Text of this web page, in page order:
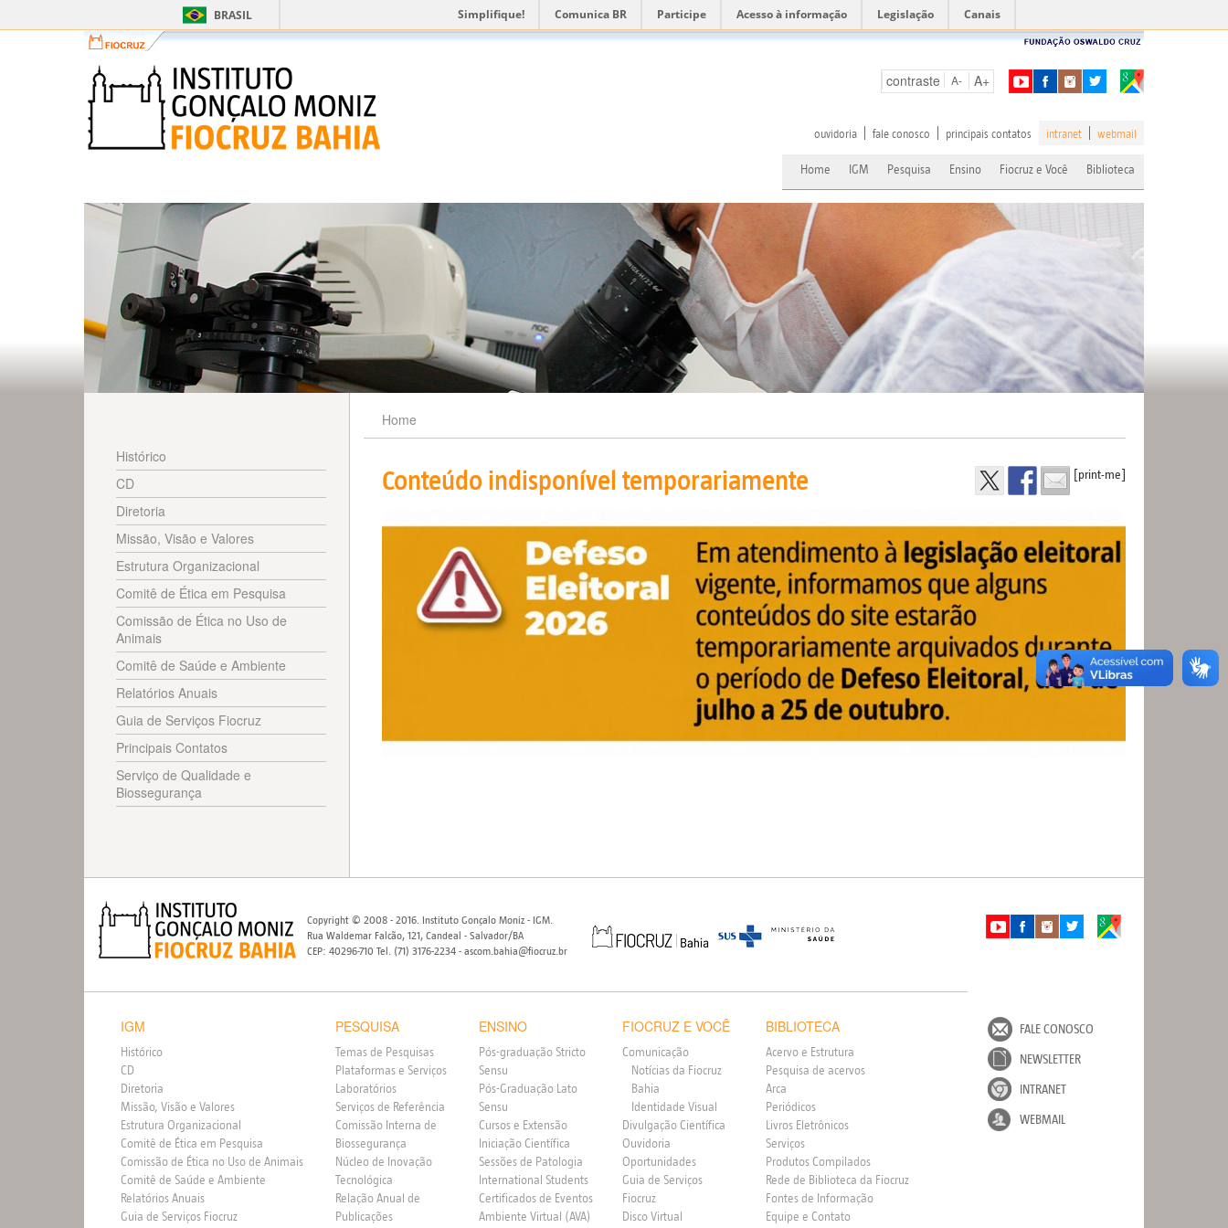
BRASIL Simplifique! Comunica BR Participe Acesso à informação Legislação Canais
contraste A- A+
ouvidoria fale conosco principais contatos intranet webmail
Home IGM Pesquisa Ensino Fiocruz e Você Biblioteca
Histórico
CD
Diretoria
Missão, Visão e Valores
Estrutura Organizacional
Comitê de Ética em Pesquisa
Comissão de Ética no Uso de
Animais
Comitê de Saúde e Ambiente
Relatórios Anuais
Guia de Serviços Fiocruz
Principais Contatos
Serviço de Qualidade e
Biossegurança
Home
Conteúdo indisponível temporariamente [print-me]
Copyright © 2008 - 2016. Instituto Gonçalo Moniz - IGM.
Rua Waldemar Falcão, 121, Candeal - Salvador/BA
CEP: 40296-710 Tel. (71) 3176-2234 - ascom.bahia@fiocruz.br
IGM
Histórico
CD
Diretoria
Missão, Visão e Valores
Estrutura Organizacional
Comitê de Ética em Pesquisa
Comissão de Ética no Uso de Animais
Comitê de Saúde e Ambiente
Relatórios Anuais
Guia de Serviços Fiocruz
PESQUISA
Temas de Pesquisas
Plataformas e Serviços
Laboratórios
Serviços de Referência
Comissão Interna de
Biossegurança
Núcleo de Inovação
Tecnológica
Relação Anual de
Publicações
ENSINO
Pós-graduação Stricto
Sensu
Pós-Graduação Lato
Sensu
Cursos e Extensão
Iniciação Científica
Sessões de Patologia
International Students
Certificados de Eventos
Ambiente Virtual (AVA)
FIOCRUZ E VOCÊ
Comunicação
Notícias da Fiocruz
Bahia
Identidade Visual
Divulgação Científica
Ouvidoria
Oportunidades
Guia de Serviços
Fiocruz
Disco Virtual
BIBLIOTECA
Acervo e Estrutura
Pesquisa de acervos
Arca
Periódicos
Livros Eletrônicos
Serviços
Produtos Compilados
Rede de Biblioteca da Fiocruz
Fontes de Informação
Equipe e Contato
FALE CONOSCO
NEWSLETTER
INTRANET
WEBMAIL